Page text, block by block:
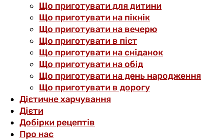
Що приготувати для дитини
Що приготувати на пікнік
Що приготувати на вечерю
Що приготувати в піст
Що приготувати на сніданок
Що приготувати на обід
Що приготувати на день народження
Що приготувати в дорогу
Дієтичне харчування
Дієти
Добірки рецептів
Про нас